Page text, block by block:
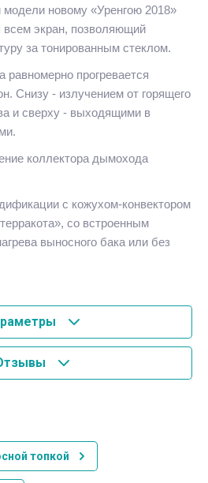
модели новому «Уренгою 2018»
экран, позволяющий
за тонированным стеклом.
равномерно прогревается
Снизу - излучением от горящего
и сверху - выходящими в
коллектора дымохода
с кожухом-конвектором
со встроенным
выносного бака или без
топкой